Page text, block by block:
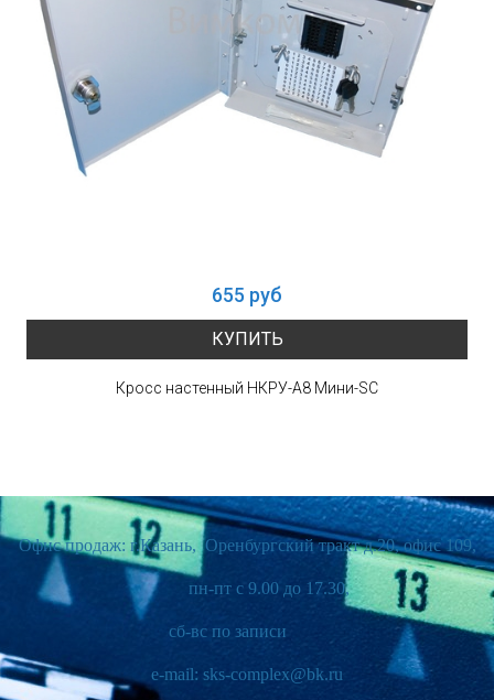
655 руб
КУПИТЬ
Кросс настенный НКРУ-А8 Мини-SС
Офис продаж: г.Казань, Оренбургский тракт д.20, офис 109,
пн-пт с 9.00 до 17.30,
сб-вс по записи
e-mail: sks-complex@bk.ru